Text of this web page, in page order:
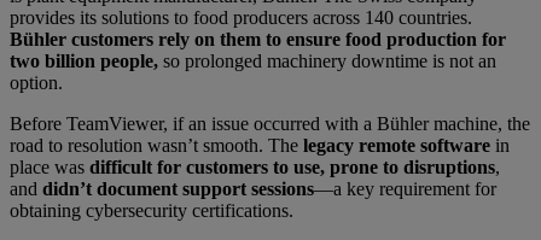
provides its solutions to food producers across 140 countries.
Bühler customers rely on them to ensure food production for
two billion people, so prolonged machinery downtime is not an
option.
Before TeamViewer, if an issue occurred with a Bühler machine, the
road to resolution wasn’t smooth. The legacy remote software in
place was difficult for customers to use, prone to disruptions,
and didn’t document support sessions—a key requirement for
obtaining cybersecurity certifications.